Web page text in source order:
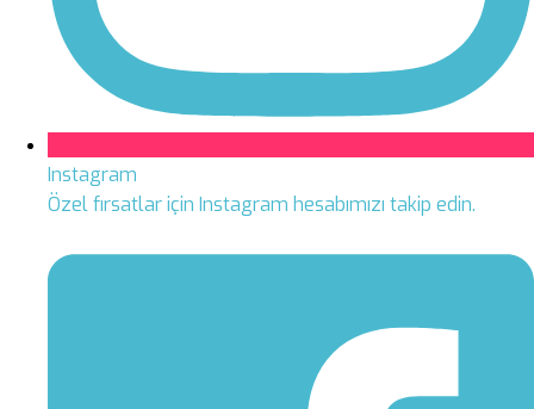
Instagram
Özel fırsatlar için Instagram hesabımızı takip edin.